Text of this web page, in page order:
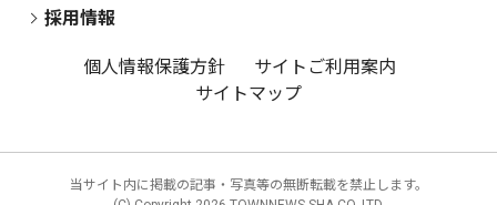
採用情報
個人情報保護方針
サイトご利用案内
サイトマップ
当サイト内に掲載の記事・写真等の無断転載を禁止します。